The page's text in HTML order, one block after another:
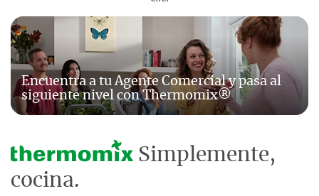
Encuentra a tu Agente Comercial y pasa al
siguiente nivel con Thermomix®
Simplemente,
cocina.